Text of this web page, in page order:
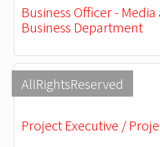
Business Officer -
Business Department
AllRightsReserved
Project Executive /